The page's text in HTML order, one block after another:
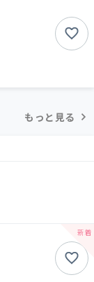
もっと見る